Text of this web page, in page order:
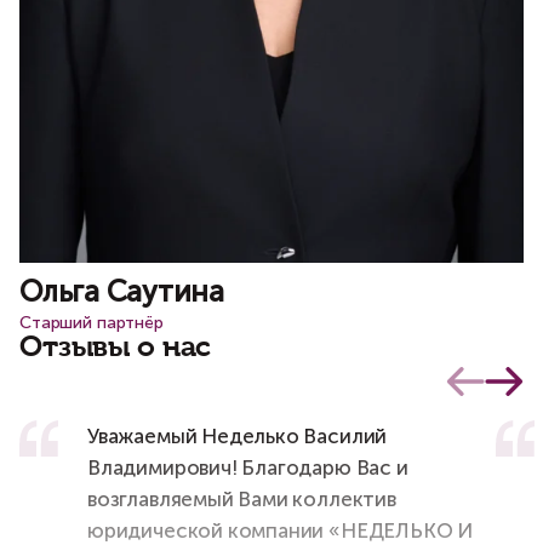
Ольга Саутина
Старший партнёр
Отзывы о нас
Уважаемый Неделько Василий
Владимирович! Благодарю Вас и
возглавляемый Вами коллектив
юридической компании «НЕДЕЛЬКО И